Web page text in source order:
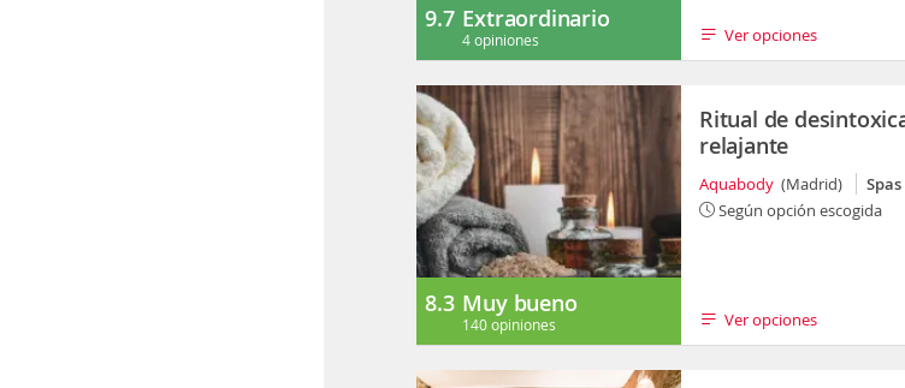
9.7 Extraordinario
4 opiniones Ver opciones
8.3 Muy bueno
140 opiniones
Ritual de
relajante
Aquabody (Madrid)
Según opción escogida
Ver opciones